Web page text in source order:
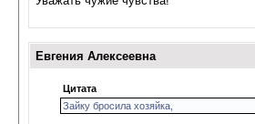
Евгения Алексеевна
Цитата
Зайку бросила хозяйка,